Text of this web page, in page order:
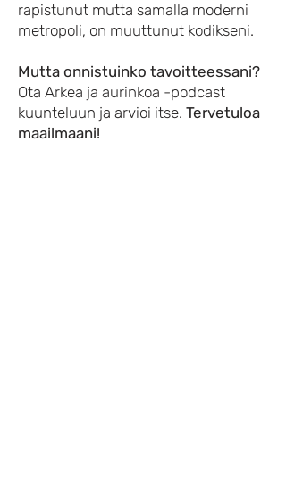
rapistunut mutta samalla moderni
metropoli, on muuttunut kodikseni.
Mutta onnistuinko tavoitteessani?
Ota Arkea ja aurinkoa -podcast
kuunteluun ja arvioi itse. Tervetuloa
maailmaani!